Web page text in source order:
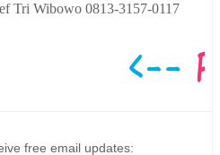
Tri Wibowo 0813-3157-0117
free email updates: